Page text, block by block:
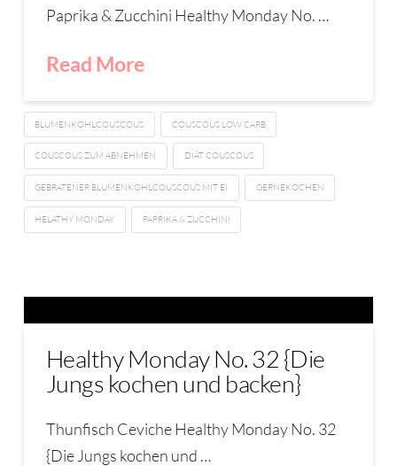
Paprika & Zucchini Healthy Monday No. …
Read More
BLUMENKOHLCOUSCOUS COUSCOUS LOW CARB
COUSCOUS ZUM ABNEHMEN DIÄT COUSCOUS
GEBRATENER BLUMENKOHLCOUSCOUS MIT EI GERNEKOCHEN
HELATHY MONDAY PAPRIKA & ZUCCHINI
Healthy Monday No. 32 {Die
Jungs kochen und backen}
Thunfisch Ceviche Healthy Monday No. 32
{Die Jungs kochen und …